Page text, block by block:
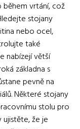
během vrtání, což
stojany
nebo ocel,
také
nabízejí větší
základna s
pevně na
Některé stojany
stolu pro
že je